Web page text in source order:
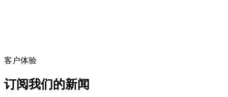
客户体验
订阅我们的新闻